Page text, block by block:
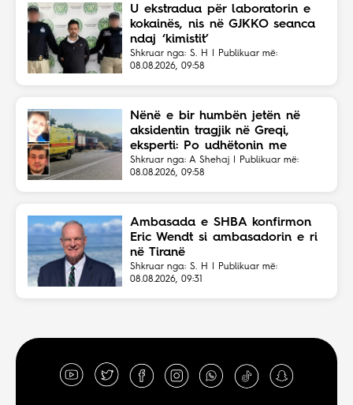
U ekstradua për laboratorin e
kokainës, nis në GJKKO seanca
ndaj ‘kimistit’
Shkruar nga: S. H | Publikuar më:
08.08.2026, 09:58
Nënë e bir humbën jetën në
aksidentin tragjik në Greqi,
eksperti: Po udhëtonin me
shpejtësi të lartë
Shkruar nga: A Shehaj | Publikuar më:
08.08.2026, 09:58
Ambasada e SHBA konfirmon
Eric Wendt si ambasadorin e ri
në Tiranë
Shkruar nga: S. H | Publikuar më:
08.08.2026, 09:31